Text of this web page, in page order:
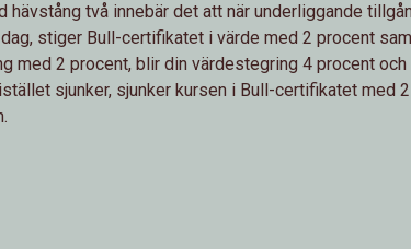
två innebär det att när underliggande
stiger Bull-certifikatet i värde med 2 procent
med 2 procent, blir din värdestegring 4 procent och
sjunker, sjunker kursen i Bull-certifikatet med 2